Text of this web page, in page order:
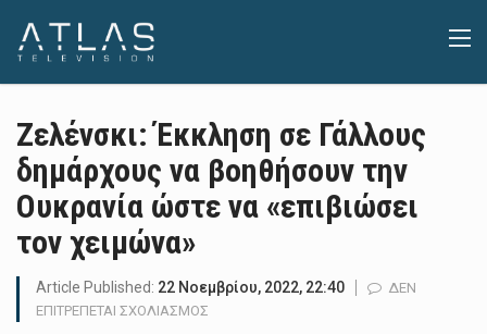
Ζελένσκι: Έκκληση σε Γάλλους
δημάρχους να βοηθήσουν την
Ουκρανία ώστε να «επιβιώσει
τον χειμώνα»
Article Published: 22 Νοεμβρίου, 2022, 22:40
ΔΕΝ
ΕΠΙΤΡΈΠΕΤΑΙ ΣΧΟΛΙΑΣΜΌΣ